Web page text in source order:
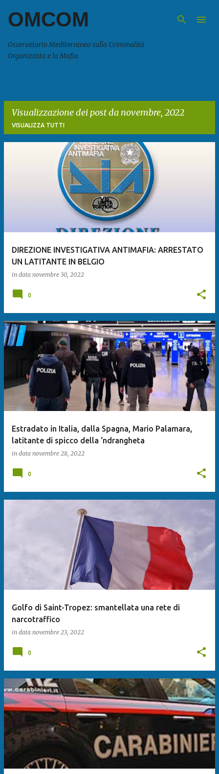
Passa ai contenuti principali
OMCOM
Osservatorio Mediterraneo sulla Criminalità
Organizzata e la Mafia
Visualizzazione dei post da novembre, 2022
VISUALIZZA TUTTI
DIREZIONE INVESTIGATIVA ANTIMAFIA: ARRESTATO
UN LATITANTE IN BELGIO
in data novembre 30, 2022
0
Estradato in Italia, dalla Spagna, Mario Palamara,
latitante di spicco della ‘ndrangheta
in data novembre 28, 2022
0
Golfo di Saint-Tropez: smantellata una rete di
narcotraffico
in data novembre 23, 2022
0